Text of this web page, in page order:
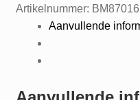
a
quattro
beliebige
mit
Artikelnummer: BM87016
Aanvullende